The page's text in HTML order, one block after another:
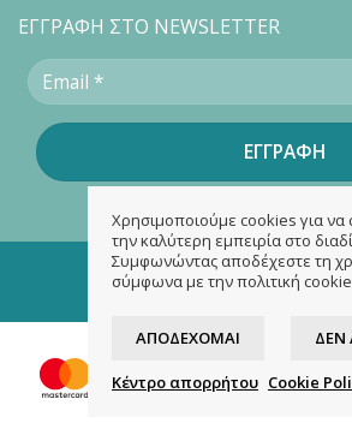
ΕΓΓΡΑΦΗ ΣΤΟ NEWSLETTER
Copyright 2026 ©
Designed & developed
Χρησιμοποιούμε cookies για
την καλύτερη εμπειρία στο
Συμφωνώντας αποδέχεστε τη
σύμφωνα με την πολιτική
ΑΠΟΔΈΧΟΜΑΙ ΔΕΝ
Κέντρο απορρήτου Cookie